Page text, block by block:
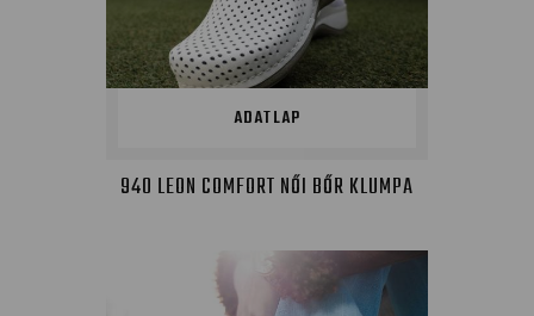
ADATLAP
940 LEON COMFORT NŐI BŐR KLUMPA